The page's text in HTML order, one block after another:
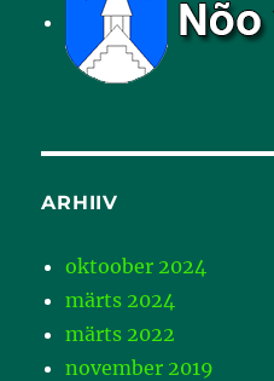
ARHIIV
oktoober 2024
märts 2024
märts 2022
november 2019